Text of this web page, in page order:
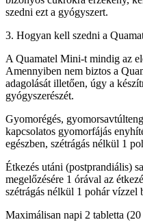
szedni ezt a gyógyszert.
3. Hogyan kell szedni a
A Quamatel Mini-t mindig az
Amennyiben nem biztos a
adagolását illetően, úgy a
gyógyszerészét.
Gyomorégés,
kapcsolatos gyomorfájás
egészben, szétrágás nélkül 1
Étkezés utáni (postprandiális)
megelőzésére 1 órával az
szétrágás nélkül 1 pohár vízzel
Maximálisan napi 2 tabletta